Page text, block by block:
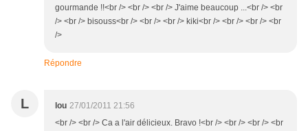
gourmande !!<br /> <br /> <br /> J'aime beaucoup ...<br /> <br
/> <br /> bisouss<br /> <br /> <br /> kiki<br /> <br /> <br /> <br
/>
Répondre
L lou 27/01/2011 21:56
<br /> <br /> Ca a l'air délicieux. Bravo !<br /> <br /> <br /> <br